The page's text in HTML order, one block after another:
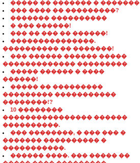
����� �� ������� � �������
��� ���� �� ���������?
������� ����������
� ��� ������!
��� �� ��� �� ������!
���������������.
���������� �� �������!
��� ������ ������ �����
������������� ���������
����� ������ � ����
������!
����� �� ���������
��������� �����������
��������!?
10 ��������
���������������� ������
����������.
��� ��������, � ��� ��� �
������� ���������� �
�����������.
������ ����. ��� ����� ��